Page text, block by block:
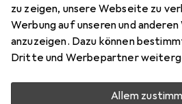
zu zeigen, unsere Webseite zu
Werbung auf unseren und
anzuzeigen. Dazu können
Dritte und Werbepartner
Allem
Preis in EUR inkl. MwSt.
Bewertungen